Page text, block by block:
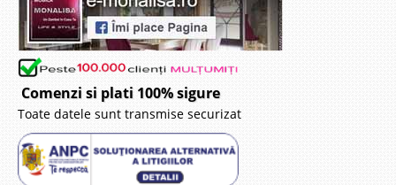
Comenzi si plati 100% sigure
Toate datele sunt transmise securizat